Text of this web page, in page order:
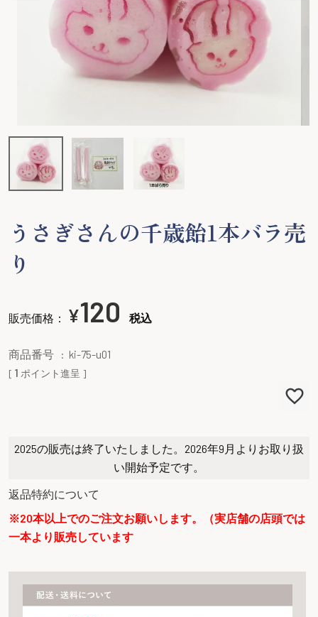
うさぎさんの千歳飴1本バラ売
り
販売価格： ¥120 税込
商品番号 ki-75-u01
[ 1 ポイント進呈 ]
2025の販売は終了いたしました。2026年9月よりお取り扱
い開始予定です。
返品特約について
※20本以上でのご注文お願いします。（実店舗の店頭では
一本より販売しています